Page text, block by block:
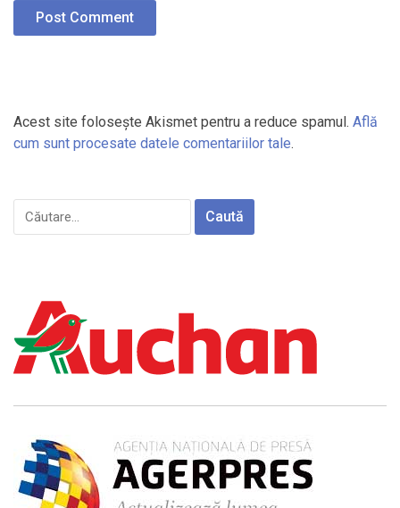
Acest site folosește Akismet pentru a reduce spamul. Află
cum sunt procesate datele comentariilor tale.
Caută